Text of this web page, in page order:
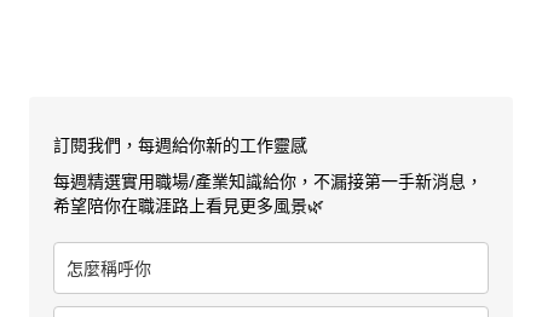
訂閱我們，每週給你新的工作靈感
每週精選實用職場/產業知識給你，不漏接第一手新消息，
希望陪你在職涯路上看見更多風景🌿